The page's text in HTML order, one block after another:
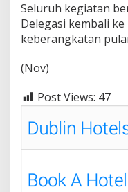
Seluruh kegiatan
Delegasi kembali
keberangkatan
(Nov)
Post Views: 47